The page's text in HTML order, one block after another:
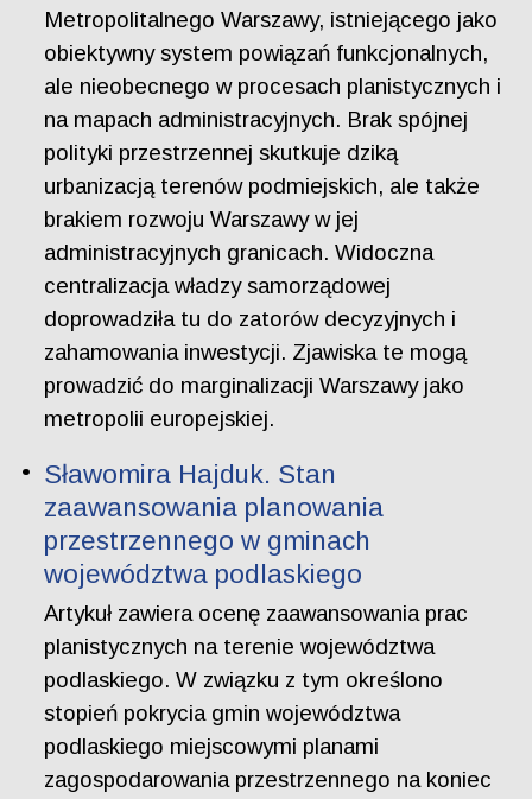
Metropolitalnego Warszawy, istniejącego jako
obiektywny system powiązań funkcjonalnych,
ale nieobecnego w procesach planistycznych i
na mapach administracyjnych. Brak spójnej
polityki przestrzennej skutkuje dziką
urbanizacją terenów podmiejskich, ale także
brakiem rozwoju Warszawy w jej
administracyjnych granicach. Widoczna
centralizacja władzy samorządowej
doprowadziła tu do zatorów decyzyjnych i
zahamowania inwestycji. Zjawiska te mogą
prowadzić do marginalizacji Warszawy jako
metropolii europejskiej.
Sławomira Hajduk. Stan
zaawansowania planowania
przestrzennego w gminach
województwa podlaskiego
Artykuł zawiera ocenę zaawansowania prac
planistycznych na terenie województwa
podlaskiego. W związku z tym określono
stopień pokrycia gmin województwa
podlaskiego miejscowymi planami
zagospodarowania przestrzennego na koniec